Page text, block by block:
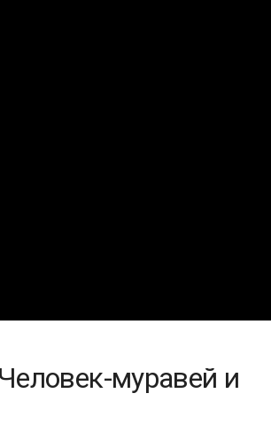
муравей и